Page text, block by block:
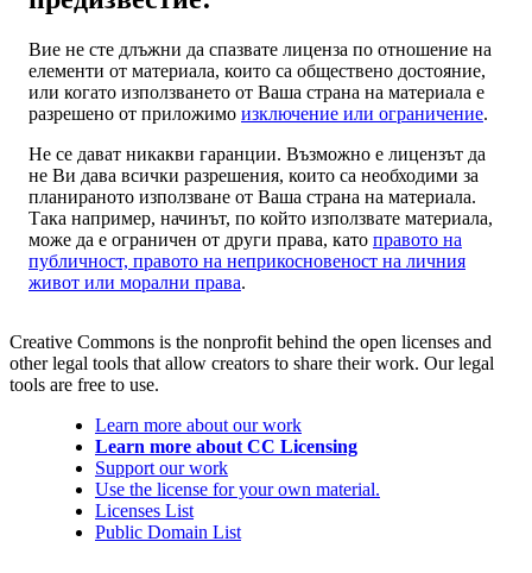
Вие не сте длъжни да спазвате лиценза по отношение на
елементи от материала, които са обществено достояние,
или когато използването от Ваша страна на материала е
разрешено от приложимо изключение или ограничение.
Не се дават никакви гаранции. Възможно е лицензът да
не Ви дава всички разрешения, които са необходими за
планираното използване от Ваша страна на материала.
Така например, начинът, по който използвате материала,
може да е ограничен от други права, като правото на
публичност, правото на неприкосновеност на личния
живот или морални права.
Creative Commons is the nonprofit behind the open licenses and
other legal tools that allow creators to share their work. Our legal
tools are free to use.
Learn more about our work
Learn more about CC Licensing
Support our work
Use the license for your own material.
Licenses List
Public Domain List